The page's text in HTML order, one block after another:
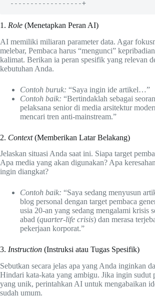
1. Role (Menetapkan Peran AI)
AI memiliki miliaran parameter data. Agar
melebar, Pembaca harus “mengunci”
kalimat. Berikan ia peran spesifik yang relevan
kebutuhan Anda.
Contoh buruk: “Saya ingin ide artikel…”
Contoh baik: “Bertindaklah sebagai
pelaksana senior di media arsitektur
mencari tren anti-mainstream.”
2. Context(Memberikan Latar Belakang)
Jelaskan situasi Anda saat ini. Siapa target
Apa media yang akan digunakan? Apa
ingin diangkat?
Contoh baik: “Saya sedang menyusun
blog personal dengan target pembaca
usia 20-an yang sedang mengalami krisis
abad (quarter-life crisis) dan merasa
pekerjaan korporat.”
3. Instruction (Instruksi atau Tugas Spesifik)
Sebutkan secara jelas apa yang Anda inginkan
Hindari kata-kata yang ambigu. Jika ingin sudut
yang unik, perintahkan AI untuk mengabaikan
sudah umum.